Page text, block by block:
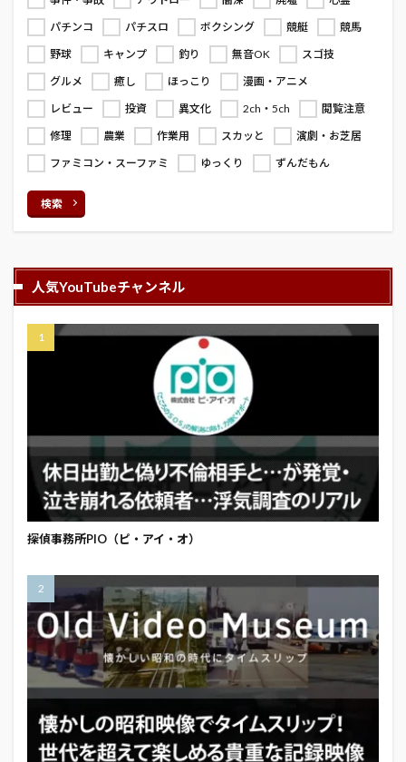
パチンコ
パチスロ ボクシング 競艇
競馬
野球
キャンプ 釣り 無音OK
スゴ技
グルメ
癒し ほっこり
漫画・アニメ
レビュー
投資 異文化 2ch・5ch
閲覧注意
修理
農業 作業用 スカッと
演劇・お芝居
ファミコン・スーファミ
ゆっくり ずんだもん
検索
人気YouTubeチャンネル
探偵事務所PIO（ピ・アイ・オ）